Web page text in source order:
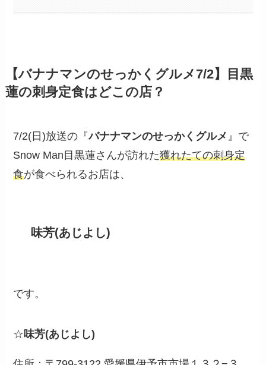
【バナナマンのせっかくグルメ7/2】目黒
蓮の刺身定食はどこの店？
7/2(日)放送の『バナナマンのせっかくグルメ 』で
Snow Man目黒蓮さんが訪れた獲れたての刺身定
食が食べられるお店は、
味芳(あじよし)
です。
☆味芳(あじよし)